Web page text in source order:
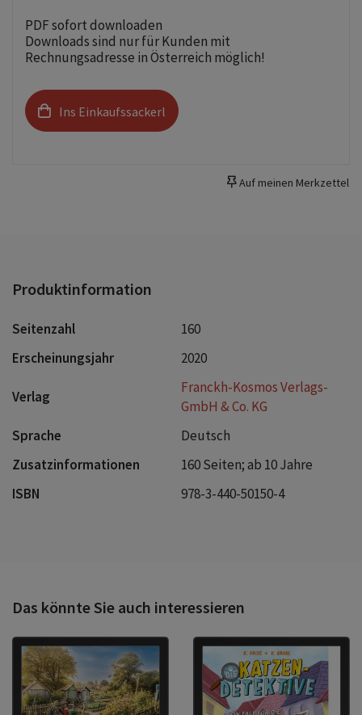
PDF sofort downloaden
Downloads sind nur für Kunden mit
Rechnungsadresse in Österreich möglich!
Ins Einkaufssackerl
Auf meinen Merkzettel
Produktinformation
Seitenzahl
160
Erscheinungsjahr
2020
Verlag
Franckh-Kosmos Verlags-
GmbH & Co. KG
Sprache
Deutsch
Zusatzinformationen
160 Seiten; ab 10 Jahre
ISBN
978-3-440-50150-4
Das könnte Sie auch interessieren